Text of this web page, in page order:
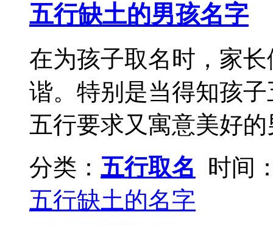
五行缺土的男孩名字
在为孩子取名时，家
谐。特别是当得知孩
五行要求又寓意美好
分类： 五行取名 时间
五行缺土的名字